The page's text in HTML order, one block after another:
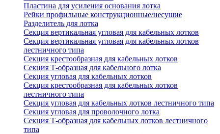
Пластина для усиления основания лотка
Рейки профильные конструкционные/несущие
Разделитель для лотка
Секция вертикальная угловая для кабельных лотков
Секция вертикальная угловая для кабельных лотков
лестничного типа
Секция крестообразная для кабельных лотков
Секция Т-образная для кабельного лотка
Секция угловая для кабельных лотков
Секция крестообразная для кабельных лотков
лестничного типа
Секция угловая для кабельных лотков лестничного типа
Секция угловая для проволочного лотка
Секция Т-образная для кабельных лотков лестничного
типа